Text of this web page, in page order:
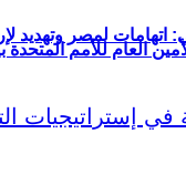
لمصر وتهديد
العام للأمم